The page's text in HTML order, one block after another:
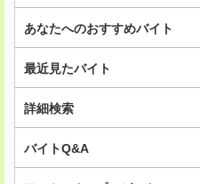
あなたへのおすすめバイト
最近見たバイト
詳細検索
バイトQ&A